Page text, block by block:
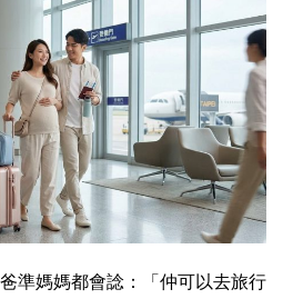
準媽媽都會諗：「仲可以去旅行